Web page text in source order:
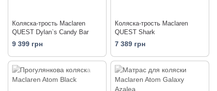
Коляска-трость Maclaren
QUEST Dylan`s Candy Bar
9 399 грн
Коляска-трость Maclaren
QUEST Shark
7 389 грн